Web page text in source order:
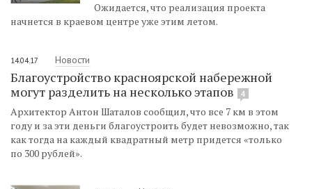
Ожидается, что реализация проекта
начнется в краевом центре уже этим летом.
14.04.17 Новости
Благоустройство красноярской набережной
могут разделить на несколько этапов
4
Архитектор Антон Шаталов сообщил, что все 7 км в этом
году и за эти деньги благоустроить будет невозможно, так
как тогда на каждый квадратный метр придется «только
по 300 рублей».